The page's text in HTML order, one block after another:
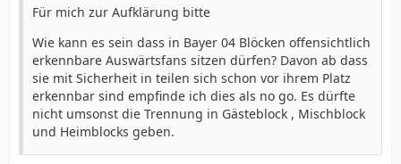
Für mich zur Aufklärung bitte
Wie kann es sein dass in Bayer 04 Blöcken offensichtlich
erkennbare Auswärtsfans sitzen dürfen? Davon ab dass
sie mit Sicherheit in teilen sich schon vor ihrem Platz
erkennbar sind empfinde ich dies als no go. Es dürfte
nicht umsonst die Trennung in Gästeblock , Mischblock
und Heimblocks geben.